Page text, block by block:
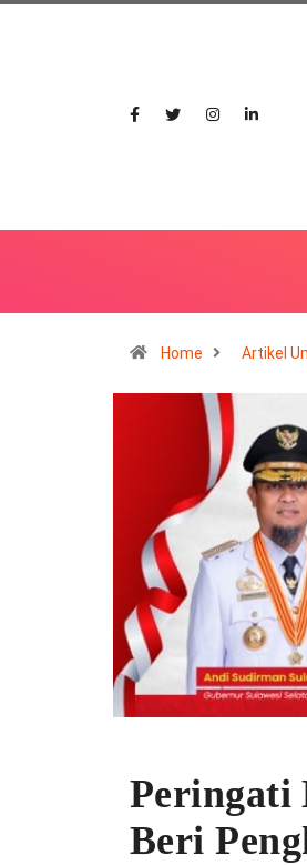
Home Artikel
Peringati
Beri